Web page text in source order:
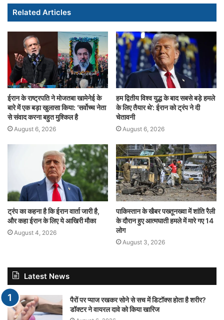
e
b
o
o
k
o
d
n
l
e
Related Articles
ईरान के राष्ट्रपति ने मोजतबा खामेनेई के
बारे में एक बड़ा खुलासा किया: ‘सर्वोच्च नेता
से संवाद करना बहुत मुश्किल है
August 6, 2026
हम द्वितीय विश्व युद्ध के बाद सबसे बड़े हमले
के लिए तैयार थे’: ईरान को ट्रंप ने दी
चेतावनी
August 6, 2026
ट्रंप का कहना है कि ईरान वार्ता जारी है,
और कहा ईरान के लिए ये आखिरी मौका
August 4, 2026
पाकिस्तान के खैबर पख्तूनख्वा में शांति रैली
के दौरान हुए आत्मघाती हमले में मारे गए 14
लोग
August 3, 2026
Latest News
पैरों पर प्याज रखकर सोने से सच में डिटॉक्स होता है शरीर?
डॉक्टर ने वायरल दावे को किया खारिज